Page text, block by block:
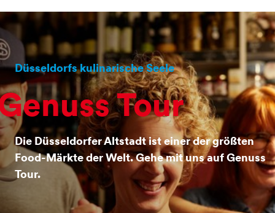
Düsseldorfs kulinarische Seele
Tour
Die Düsseldorfer Altstadt ist einer der größten
Food-Märkte der Welt. Gehe mit uns auf Genuss
Tour.